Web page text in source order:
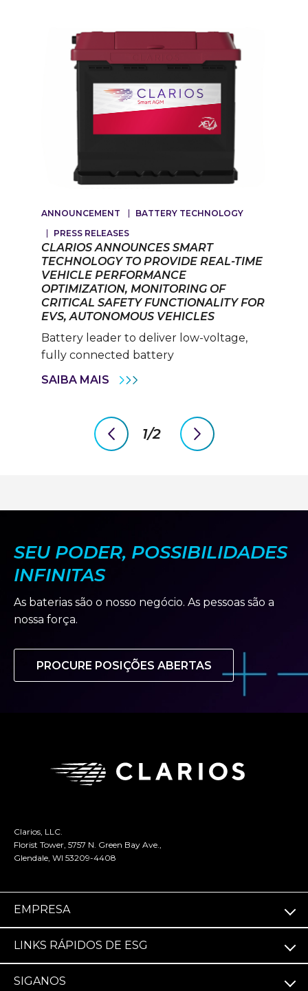
ANNOUNCEMENT
BATTERY TECHNOLOGY
PRESS RELEASES
CLARIOS ANNOUNCES SMART
TECHNOLOGY TO PROVIDE REAL-TIME
VEHICLE PERFORMANCE
OPTIMIZATION, MONITORING OF
CRITICAL SAFETY FUNCTIONALITY FOR
EVS, AUTONOMOUS VEHICLES
Battery leader to deliver low-voltage,
fully connected battery
SAIBA MAIS CLARIOS
TO
PROVIDE
REAL-
OF
FUNCTIONALITY
FOR
previous
slide
1/2
next
slide
SEU PODER, POSSIBILIDADES
INFINITAS
As baterias são o nosso negócio. As pessoas são a
nossa força.
PROCURE POSIÇÕES ABERTAS
Clarios, LLC.
Florist Tower, 5757 N. Green Bay Ave.,
Glendale, WI 53209-4408
EMPRESA
LINKS RÁPIDOS DE ESG
SIGA­NOS